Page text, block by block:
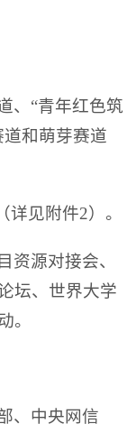
、“青年红色筑
和萌芽赛道
详见附件2）。
资源对接会、
坛、世界大学
。
、中央网信